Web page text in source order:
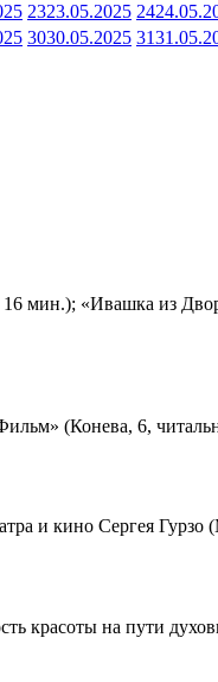
2323.05.2025 24
3030.05.2025 31
мин.); «Ивашка из
(Конева, 6,
и кино Сергея
красоты на пути